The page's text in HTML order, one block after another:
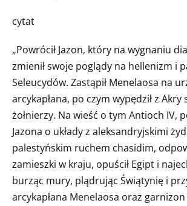
cytat
„Powrócił Jazon, który na wygnaniu
zmienił swoje poglądy na hellenizm i
Seleucydów. Zastąpił Menelaosa na
arcykapłana, po czym wypędził z Akry
żołnierzy. Na wieść o tym Antioch IV,
Jazona o układy z aleksandryjskimi
palestyńskim ruchem chasidim,
zamieszki w kraju, opuścił Egipt i
burząc mury, plądrując Świątynię i
arcykapłana Menelaosa oraz garnizon